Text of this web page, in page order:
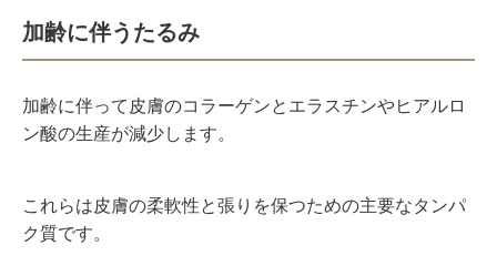
加齢に伴うたるみ
加齢に伴って皮膚のコラーゲンとエラスチンやヒアルロ
ン酸の生産が減少します。
これらは皮膚の柔軟性と張りを保つための主要なタンパ
ク質です。